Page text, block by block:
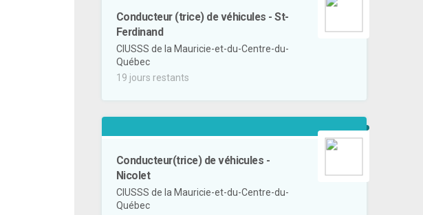
Conducteur (trice) de véhicules - St-
Ferdinand
CIUSSS de la Mauricie-et-du-Centre-du-
Québec
19 jours restants
Conducteur(trice) de véhicules -
Nicolet
CIUSSS de la Mauricie-et-du-Centre-du-
Québec